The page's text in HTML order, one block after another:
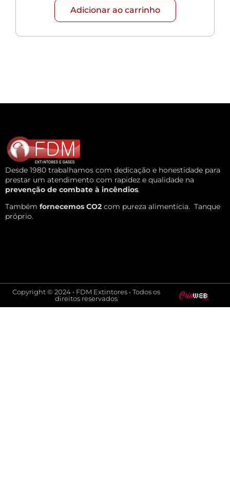
Adicionar ao carrinho
Desde 1980 trabalhamos com dedicação e honestidade para
prestar um atendimento com rapidez e qualidade na
prevenção de combate à incêndios.
Também fornecemos CO2 com pureza alimentícia. Tanque
próprio.
Copyright © 2024 • FDM Extintores • Todos os
direitos reservados